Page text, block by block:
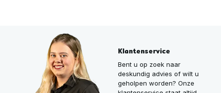
Klantenservice
Bent u op zoek naar
deskundig advies of wilt u
geholpen worden? Onze